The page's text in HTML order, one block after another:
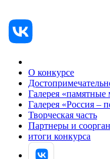
О конкурсе
Галерея
Галерея «Россия –
Творческая часть
Партнеры и
итоги конкурса